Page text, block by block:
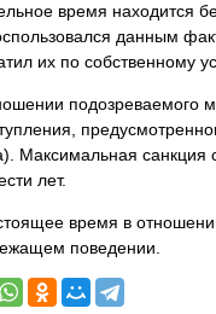
время находится
данным
их по собственному
подозреваемого
Максимальная санкция
лет.
время в
поведении.